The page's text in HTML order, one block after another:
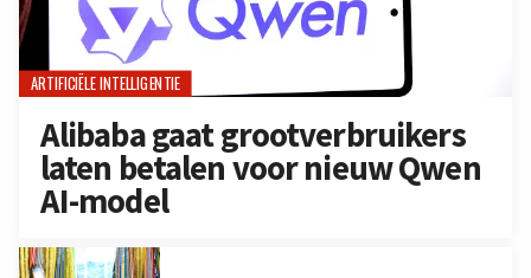
ARTIFICIËLE INTELLIGENTIE
Alibaba gaat grootverbruikers
laten betalen voor nieuw Qwen
AI-model